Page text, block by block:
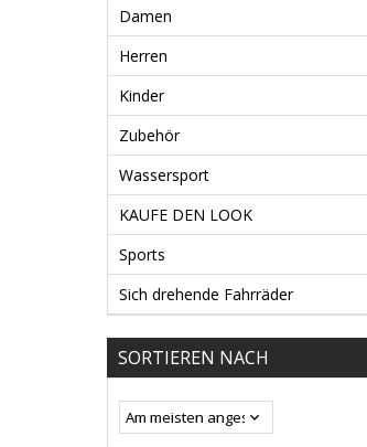
Damen
Herren
Kinder
Zubehör
Wassersport
KAUFE DEN LOOK
Sports
Sich drehende Fahrräder
SORTIEREN NACH